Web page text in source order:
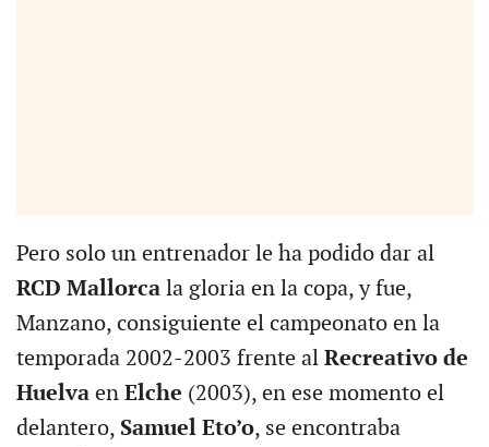
Pero solo un entrenador le ha podido dar al
RCD Mallorcala gloria en la copa, y fue,
Manzano, consiguiente el campeonato en la
temporada 2002-2003 frente al Recreativo de
Huelvaen Elche (2003), en ese momento el
delantero, Samuel Eto’o, se encontraba